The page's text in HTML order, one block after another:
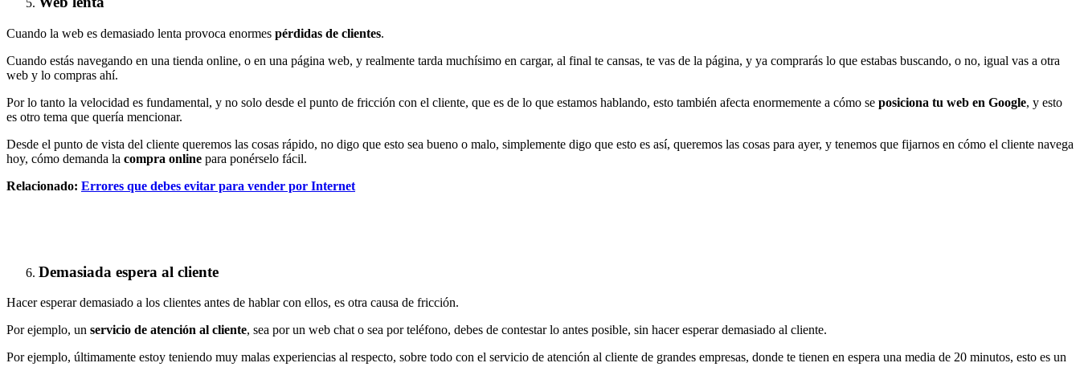
Cuando la web es demasiado lenta provoca enormes pérdidas de clientes.
Cuando estás navegando en una tienda online, o en una página web, y realmente tarda muchísimo en cargar, al final te cansas, te vas de la página, y ya comprarás lo que estabas buscando, o no, igual vas a otra
web y lo compras ahí.
Por lo tanto la velocidad es fundamental, y no solo desde el punto de fricción con el cliente, que es de lo que estamos hablando, esto también afecta enormemente a cómo se posiciona tu web en Google, y esto
es otro tema que quería mencionar.
Desde el punto de vista del cliente queremos las cosas rápido, no digo que esto sea bueno o malo, simplemente digo que esto es así, queremos las cosas para ayer, y tenemos que fijarnos en cómo el cliente navega
hoy, cómo demanda la compra online para ponérselo fácil.
Relacionado: Errores que debes evitar para vender por Internet
Demasiada espera al cliente
Hacer esperar demasiado a los clientes antes de hablar con ellos, es otra causa de fricción.
Por ejemplo, un servicio de atención al cliente, sea por un web chat o sea por teléfono, debes de contestar lo antes posible, sin hacer esperar demasiado al cliente.
Por ejemplo, últimamente estoy teniendo muy malas experiencias al respecto, sobre todo con el servicio de atención al cliente de grandes empresas, donde te tienen en espera una media de 20 minutos, esto es un